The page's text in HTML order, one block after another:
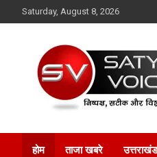
to
Saturday, August 8, 2026
Satya
होम ताजा खबरे उत्तराखंड